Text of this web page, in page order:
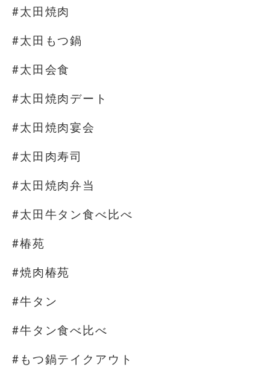
#太田焼肉
#太田もつ鍋
#太田会食
#太田焼肉デート
#太田焼肉宴会
#太田肉寿司
#太田焼肉弁当
#太田牛タン食べ比べ
#椿苑
#焼肉椿苑
#牛タン
#牛タン食べ比べ
#もつ鍋テイクアウト